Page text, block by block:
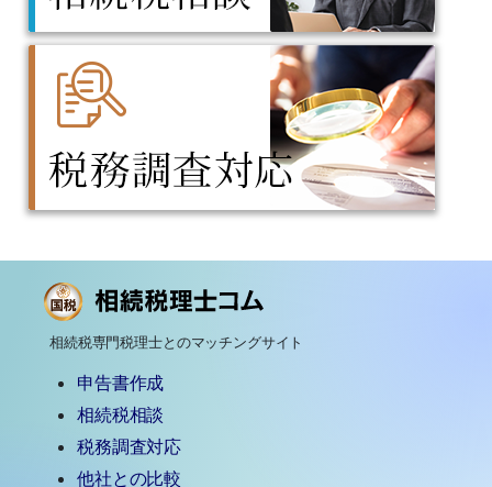
相続税専門税理士とのマッチングサイト
申告書作成
相続税相談
税務調査対応
他社との比較